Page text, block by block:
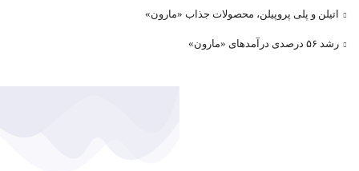
اتیلن و پلی پروپیلن، محصولات جذاب «مارون»
رشد ۵۶ درصدی درآمد‌های «مارون»